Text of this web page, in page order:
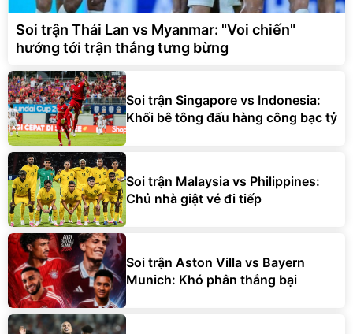
Soi trận Thái Lan vs Myanmar: "Voi chiến"
hướng tới trận thắng tưng bừng
Soi trận Singapore vs Indonesia:
Khối bê tông đấu hàng công bạc tỷ
Soi trận Malaysia vs Philippines:
Chủ nhà giật vé đi tiếp
Soi trận Aston Villa vs Bayern
Munich: Khó phân thắng bại